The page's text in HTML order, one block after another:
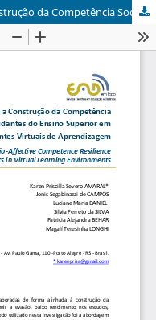
Estratégias Pedagógicas para a Construção da Competência Socioafetiva Resiliência em Estudantes do Ensino Superior em Ambientes Virtuais de Aprendizagem.